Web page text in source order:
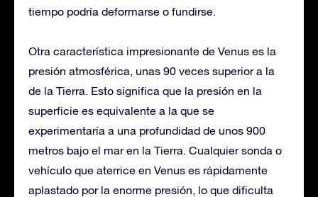
tiempo podría deformarse o fundirse.
Otra característica impresionante de Venus es la
presión atmosférica, unas 90 veces superior a la
de la Tierra. Esto significa que la presión en la
superficie es equivalente a la que se
experimentaría a una profundidad de unos 900
metros bajo el mar en la Tierra. Cualquier sonda o
vehículo que aterrice en Venus es rápidamente
aplastado por la enorme presión, lo que dificulta